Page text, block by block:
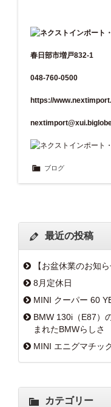
春日部市増戸832-1
048-760-0500
https://
ブログ
最近の投稿
【お盆休業のお知ら
8月定休日
MINI クーパー 60
BMW 130i（E87）
まれたBMWらしさ
MINI エニグマチッ
カテゴリー